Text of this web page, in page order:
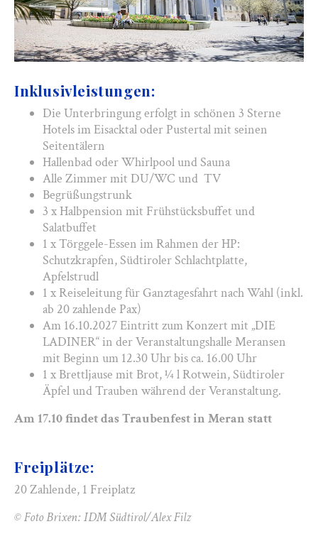
Inklusivleistungen:
Die Unterbringung erfolgt in schönen 3 Sterne
Hotels im Eisacktal oder Pustertal mit seinen
Seitentälern
Hallenbad oder Whirlpool und Sauna
Alle Zimmer mit DU/WC und TV
Begrüßungstrunk
3 x Halbpension mit Frühstücksbuffet und
Salatbuffet
1 x Törggele-Essen im Rahmen der HP:
Schutzkrapfen, Südtiroler Schlachtplatte,
Apfelstrudl
1 x Reiseleitung für Ganztagesfahrt nach Wahl (inkl.
ab 20 zahlende Pax)
Am 16.10.2027 Eintritt zum Konzert mit „DIE
LADINER“ in der Veranstaltungshalle Meransen
mit Beginn um 12.30 Uhr bis ca. 16.00 Uhr
1 x Brettljause mit Brot, ¼ l Rotwein, Südtiroler
Äpfel und Trauben während der Veranstaltung.
Am 17.10 findet das Traubenfest in Meran statt
Freiplätze:
20 Zahlende, 1 Freiplatz
© Foto Brixen: IDM Südtirol/Alex Filz